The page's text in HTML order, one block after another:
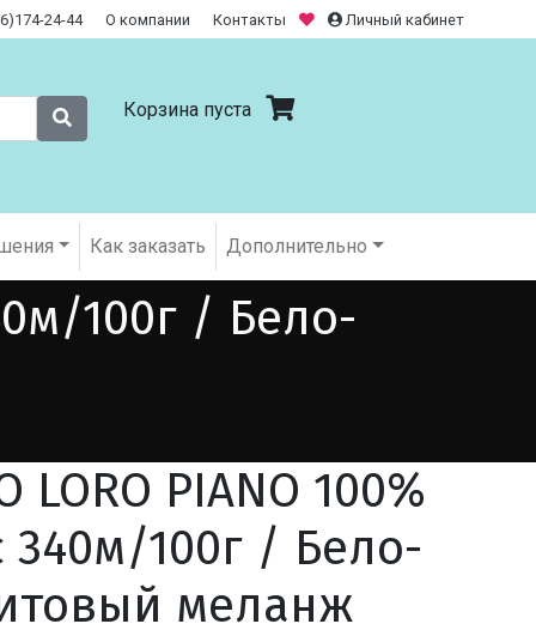
24-44 О компании Контакты Личный кабинет
Корзина пуста
Как заказать Дополнительно
100г / Бело-
LORO PIANO 100%
340м/100г / Бело-
меланж